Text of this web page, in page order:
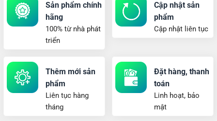
Sản phẩm chính
hãng
100% từ nhà phát
triển
Cập nhật sản
phẩm
Cập nhật liên tục
Thêm mới sản
phẩm
Liên tục hàng
tháng
Đặt hàng, thanh
toán
Linh hoạt, bảo
mật